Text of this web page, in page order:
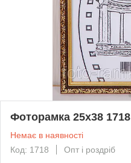
Фоторамка 25х38 1718
Немає в наявності
Код: 1718
Опт і роздріб